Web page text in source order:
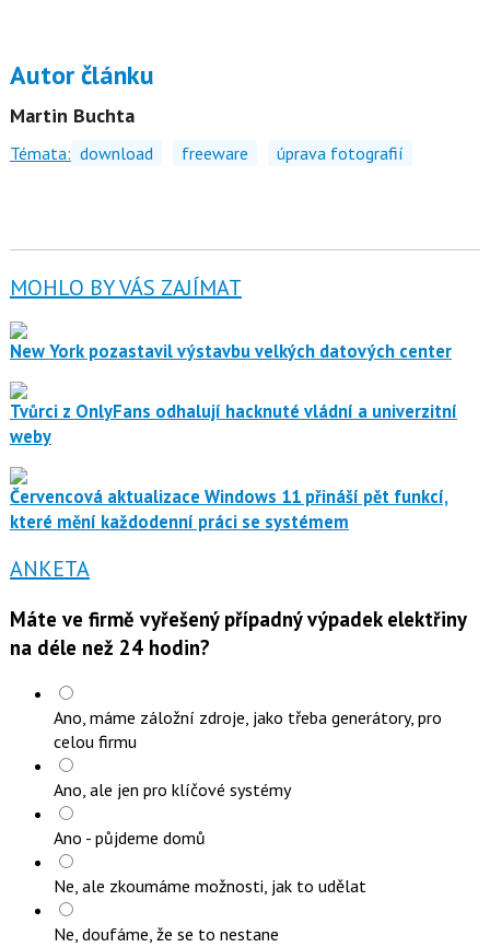
Autor článku
Martin Buchta
Témata: download freeware úprava fotografií
MOHLO BY VÁS ZAJÍMAT
New York pozastavil výstavbu velkých datových center
Tvůrci z OnlyFans odhalují hacknuté vládní a univerzitní
weby
Červencová aktualizace Windows 11 přináší pět funkcí,
které mění každodenní práci se systémem
ANKETA
Máte ve firmě vyřešený případný výpadek elektřiny
na déle než 24 hodin?
Ano, máme záložní zdroje, jako třeba generátory, pro
celou firmu
Ano, ale jen pro klíčové systémy
Ano - půjdeme domů
Ne, ale zkoumáme možnosti, jak to udělat
Ne, doufáme, že se to nestane